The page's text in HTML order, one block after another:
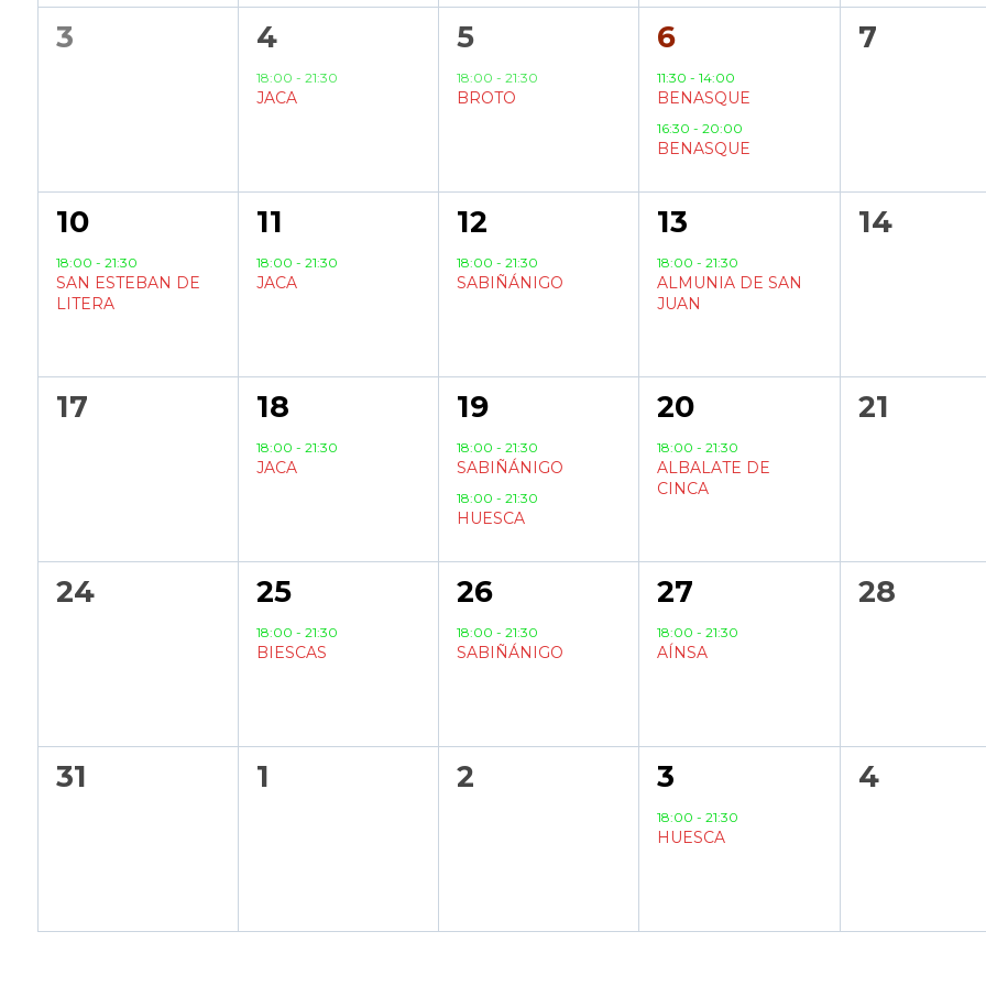
0
3
1
evento,
4
18:00-21:30
JACA
1
evento,
5
18:00-21:30
BROTO
2
eventos,
6
11:30-14:00
BENASQUE
16:30-20:00
BENASQUE
0
7
1
evento,
10
18:00 - 21:30
SAN ESTEBAN DE
LITERA
1
evento,
11
18:00-21:30
JACA
1
evento,
12
18:00-21:30
SABIÑÁNIGO
1
evento,
13
18:00-21:30
ALMUNIA DE SAN
JUAN
0
14
0
17
1
evento,
18
18:00-21:30
JACA
2
eventos,
19
18:00-21:30
SABIÑÁNIGO
18:00-21:30
HUESCA
1
evento,
20
18:00-21:30
ALBALATE DE
CINCA
0
21
0
24
1
evento,
25
18:00-21:30
BIESCAS
1
evento,
26
18:00-21:30
SABIÑÁNIGO
1
evento,
27
18:00-21:30
AÍNSA
0
28
0
31
0
1
0
2
1
evento,
3
18:00-21:30
HUESCA
0
4